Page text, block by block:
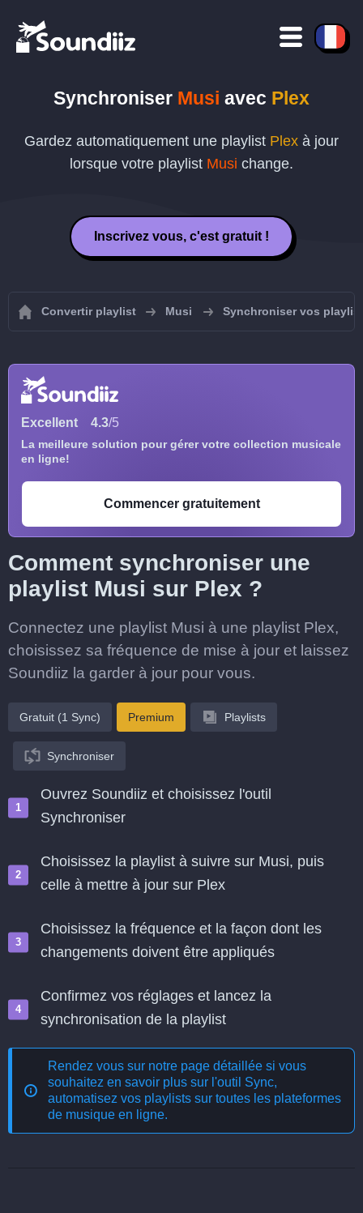
Synchroniser Musi avec Plex
Gardez automatiquement une playlist Plex à jour
lorsque votre playlist Musi change.
Inscrivez vous, c'est gratuit !
Convertir playlist Musi Synchroniser vos
Excellent 4.3/5
La meilleure solution pour gérer votre collection musicale
en ligne!
Commencer gratuitement
Comment synchroniser une
playlist Musi sur Plex ?
Connectez une playlist Musi à une playlist Plex,
choisissez sa fréquence de mise à jour et laissez
Soundiiz la garder à jour pour vous.
Gratuit (1 Sync) Premium Playlists
Synchroniser
Ouvrez Soundiiz et choisissez l'outil
Synchroniser
Choisissez la playlist à suivre sur Musi, puis
celle à mettre à jour sur Plex
Choisissez la fréquence et la façon dont les
changements doivent être appliqués
Confirmez vos réglages et lancez la
synchronisation de la playlist
Rendez vous sur notre page détaillée si vous
souhaitez en savoir plus sur l'outil Sync,
automatisez vos playlists sur toutes les plateformes
de musique en ligne.